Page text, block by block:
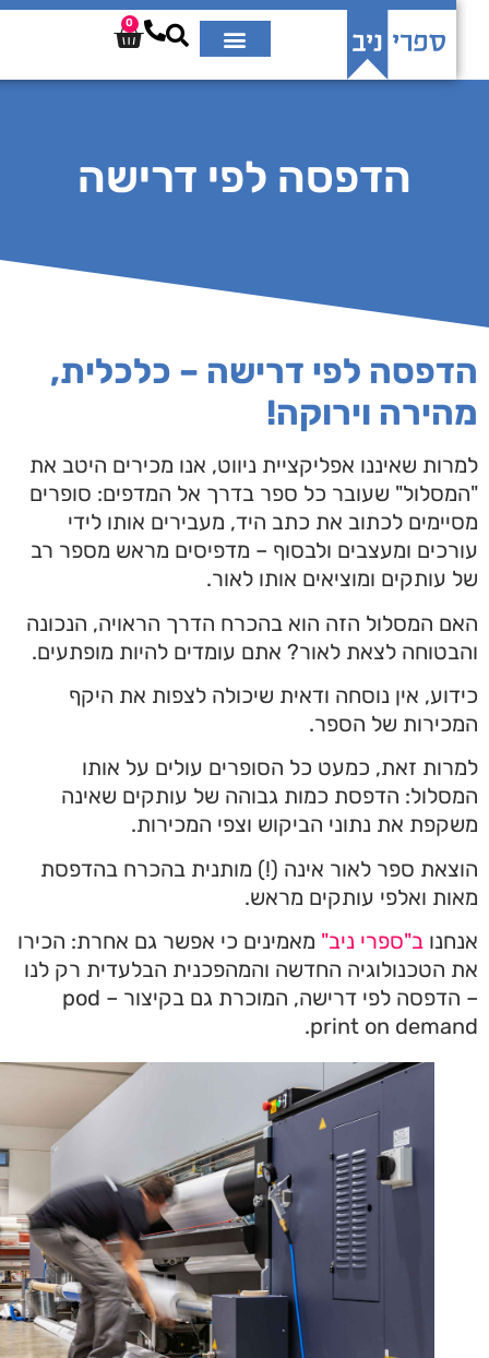
הדפסה לפי דרישה
לפי דרישה – כלכלית,
וירוקה!
שאיננו אפליקציית ניווט, אנו מכירים היטב את
שעובר כל ספר בדרך אל המדפים: סופרים
לכתוב את כתב היד, מעבירים אותו לידי
ומעצבים ולבסוף – מדפיסים מראש מספר רב
ומוציאים אותו לאור.
המסלול הזה הוא בהכרח הדרך הראויה, הנכונה
לצאת לאור? אתם עומדים להיות מופתעים.
אין נוסחה ודאית שיכולה לצפות את היקף
של הספר.
זאת, כמעט כל הסופרים עולים על אותו
הדפסת כמות גבוהה של עותקים שאינה
את נתוני הביקוש וצפי המכירות.
ספר לאור אינה (!) מותנית בהכרח בהדפסת
ואלפי עותקים מראש.
ב"ספרי ניב"מאמינים כי אפשר גם אחרת: הכירו
הטכנולוגיה החדשה והמהפכנית הבלעדית רק לנו
– הדפסה לפי דרישה, המוכרת גם בקיצור pod –
print on